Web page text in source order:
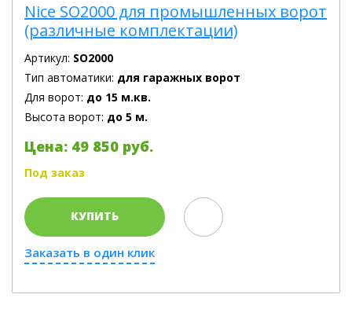
Nice SO2000 для промышленных ворот
(различные комплектации)
Артикул: SO2000
Тип автоматики: для гаражных ворот
Для ворот: до 15 м.кв.
Высота ворот: до 5 м.
Цена: 49 850 руб.
Под заказ
КУПИТЬ
Заказать в один клик